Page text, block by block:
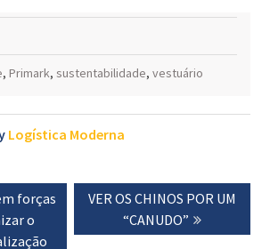
, Primark, sustentabilidade, vestuário
Logística Moderna
forças
o
Next
VER OS CHINOS POR UM
“CANUDO”